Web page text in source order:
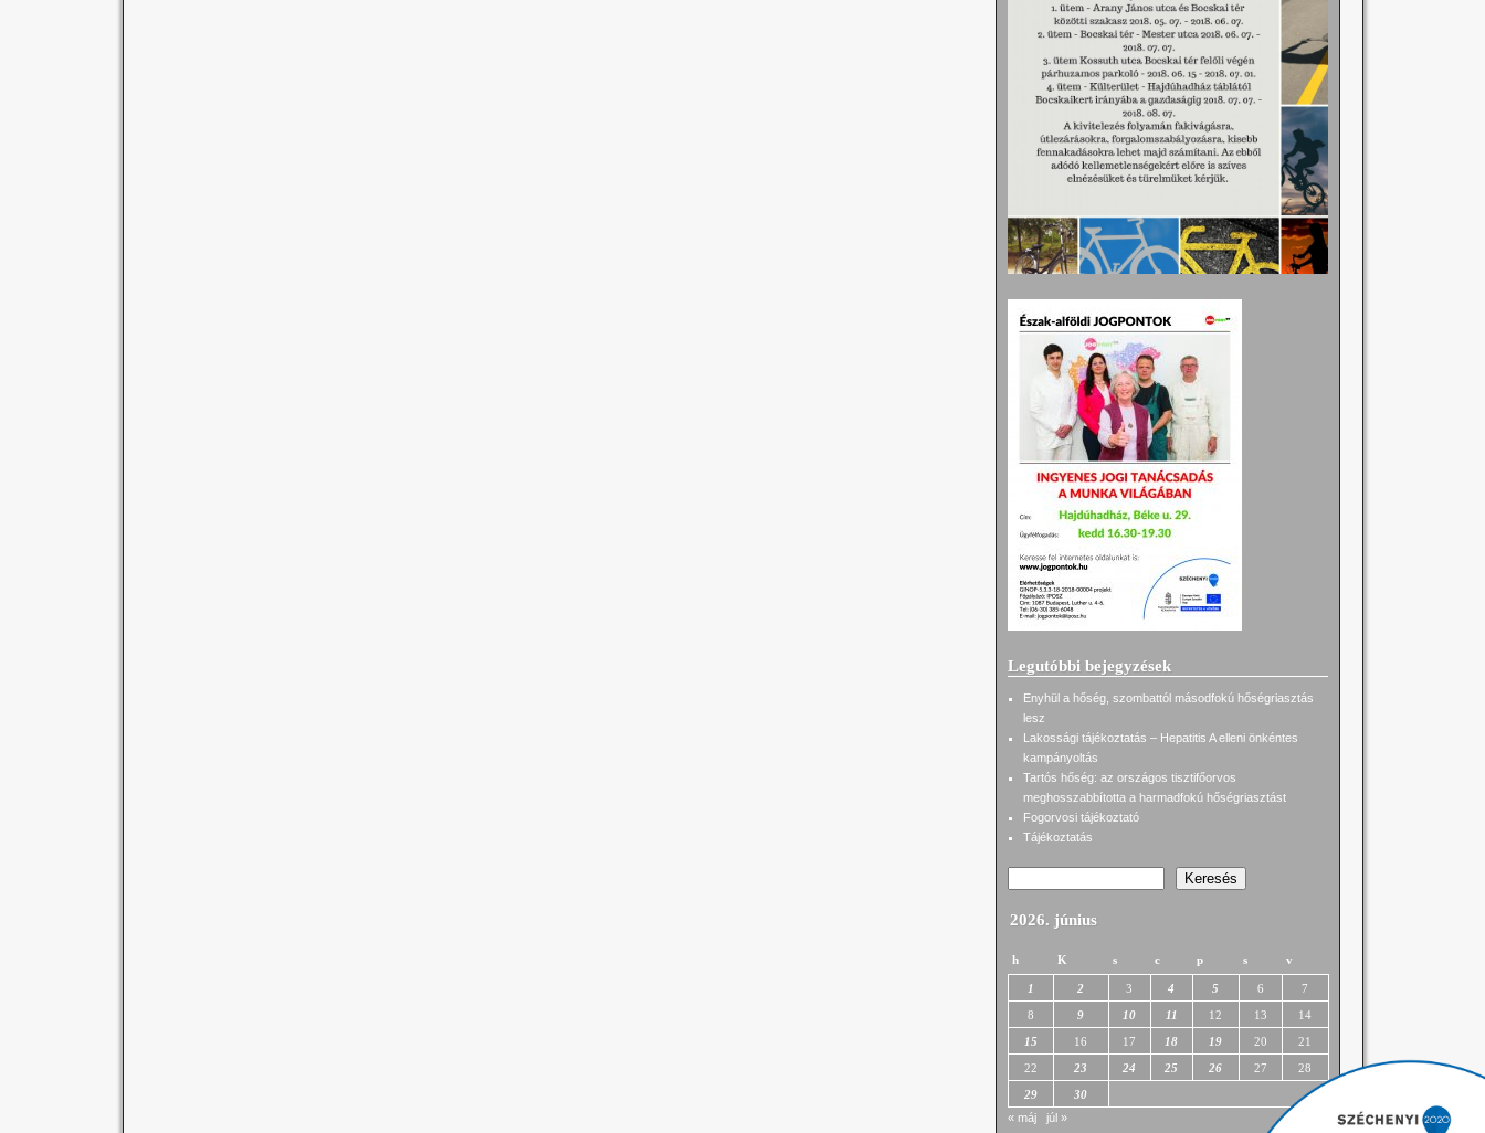
Legutóbbi bejegyzések
Enyhül a hőség, szombattól másodfokú hőségriasztás
lesz
Lakossági tájékoztatás – Hepatitis A elleni önkéntes
kampányoltás
Tartós hőség: az országos tisztifőorvos
meghosszabbította a harmadfokú hőségriasztást
Fogorvosi tájékoztató
Tájékoztatás
Keresés
2026. június
h K s c p s v
1 2 3 4 5 6
7
8
9 10 11 12 13
14
15
16 17 18 19 20
21
22
23 24 25 26 27
28
29
30
« máj
júl »